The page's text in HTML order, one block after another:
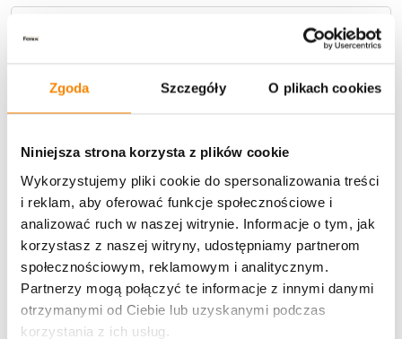
Zgoda Szczegóły O plikach cookies
Niniejsza strona korzysta z plików cookie
Wykorzystujemy pliki cookie do spersonalizowania treści
i reklam, aby oferować funkcje społecznościowe i
analizować ruch w naszej witrynie. Informacje o tym, jak
korzystasz z naszej witryny, udostępniamy partnerom
społecznościowym, reklamowym i analitycznym.
Partnerzy mogą połączyć te informacje z innymi danymi
otrzymanymi od Ciebie lub uzyskanymi podczas
korzystania z ich usług.
Potrzebujesz większą ilość? Zapraszamy do naszej
hurtowniiPrzejdź do hurtowni B2B
Specyfikacja
Opinie klientów